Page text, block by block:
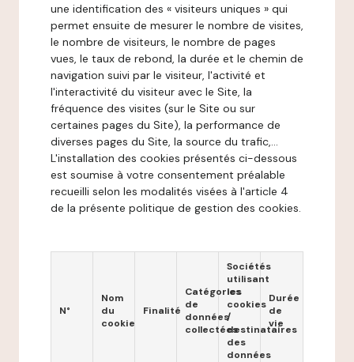
une identification des « visiteurs uniques » qui
permet ensuite de mesurer le nombre de visites,
le nombre de visiteurs, le nombre de pages
vues, le taux de rebond, la durée et le chemin de
navigation suivi par le visiteur, l'activité et
l'interactivité du visiteur avec le Site, la
fréquence des visites (sur le Site ou sur
certaines pages du Site), la performance de
diverses pages du Site, la source du trafic,...
L'installation des cookies présentés ci-dessous
est soumise à votre consentement préalable
recueilli selon les modalités visées à l'article 4
de la présente politique de gestion des cookies.
N°
Nom
du
cookie
Finalité
Catégories
de
données
collectées
Sociétés
utilisant
les
cookies
/
destinataires
des
données
Durée
de
vie